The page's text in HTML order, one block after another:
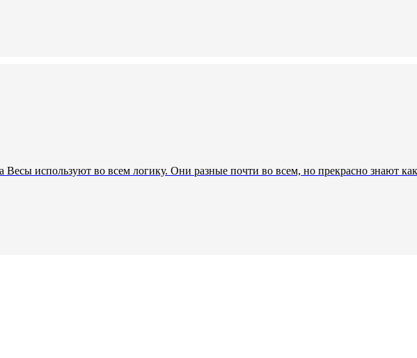
используют во всем логику. Они разные почти во всем, но прекрасно знают как